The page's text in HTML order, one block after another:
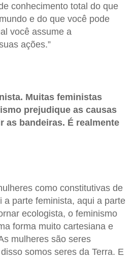
conhecimento total do que
e do que você pode
você assume a
ações.”
Muitas feministas
prejudique as causas
as bandeiras. É realmente
como constitutivas de
a parte feminista, aqui a parte
ecologista, o feminismo
forma muito cartesiana e
mulheres são seres
somos seres da Terra. E